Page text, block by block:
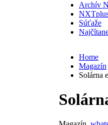
Archív
Súťaže
Home
Magazín
Solárna